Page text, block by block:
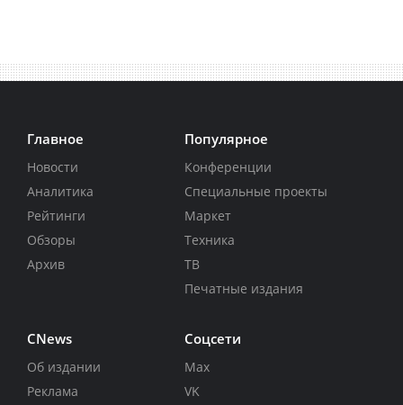
Главное
Новости
Аналитика
Рейтинги
Обзоры
Архив
Популярное
Конференции
Специальные проекты
Маркет
Техника
ТВ
Печатные издания
CNews
Об издании
Реклама
Соцсети
Max
VK